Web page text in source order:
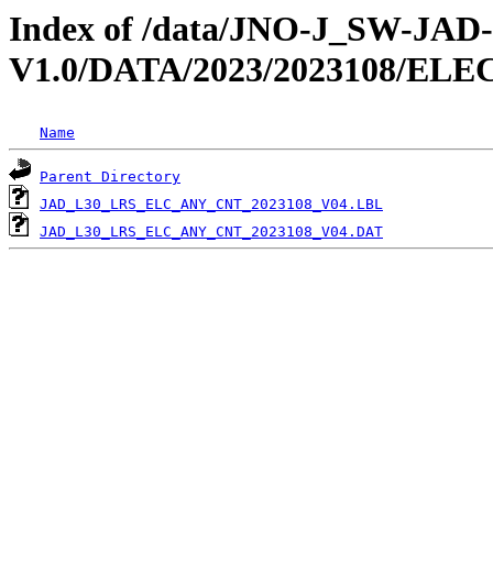
Index of /data/JNO-J_SW-
V1.0/DATA/2023/2023108/
Name
Parent Directory
JAD_L30_LRS_ELC_ANY_CNT_2023108_V04.LBL
JAD_L30_LRS_ELC_ANY_CNT_2023108_V04.DAT